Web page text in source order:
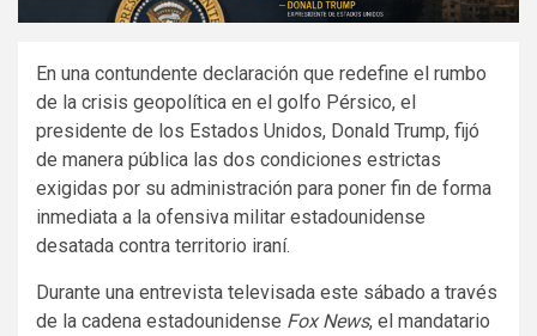
En una contundente declaración que redefine el rumbo
de la crisis geopolítica en el golfo Pérsico, el
presidente de los Estados Unidos, Donald Trump, fijó
de manera pública las dos condiciones estrictas
exigidas por su administración para poner fin de forma
inmediata a la ofensiva militar estadounidense
desatada contra territorio iraní.
Durante una entrevista televisada este sábado a través
de la cadena estadounidense Fox News, el mandatario